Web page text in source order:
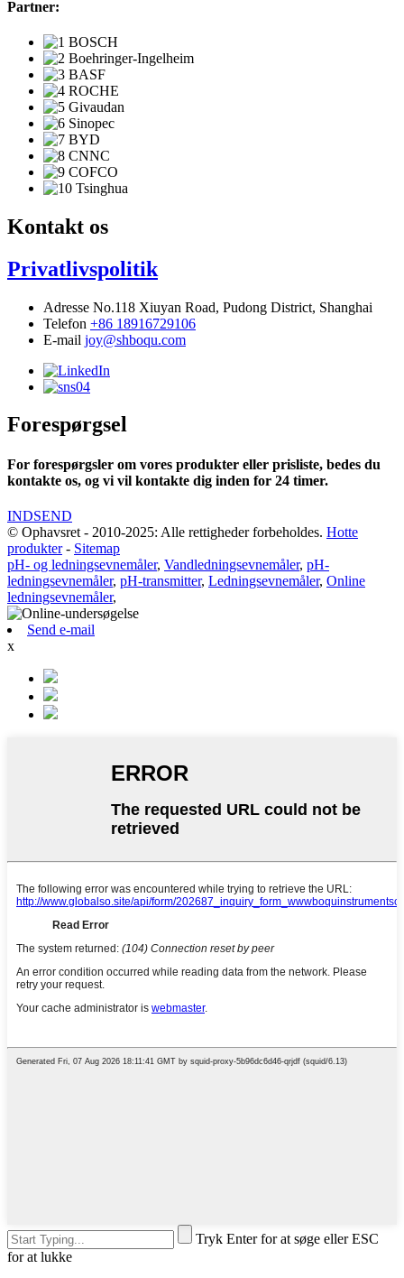
Partner:
Kontakt os
Privatlivspolitik
Adresse No.118 Xiuyan Road, Pudong District, Shanghai
Telefon +86 18916729106
E-mail joy@shboqu.com
Forespørgsel
For forespørgsler om vores produkter eller prisliste, bedes du
kontakte os, og vi vil kontakte dig inden for 24 timer.
INDSEND
© Ophavsret - 2010-2025: Alle rettigheder forbeholdes. Hotte
produkter- Sitemap
pH- og ledningsevnemåler, Vandledningsevnemåler, pH-
ledningsevnemåler, pH-transmitter, Ledningsevnemåler, Online
ledningsevnemåler,
Send e-mail
x
Tryk Enter for at søge eller ESC
for at lukke